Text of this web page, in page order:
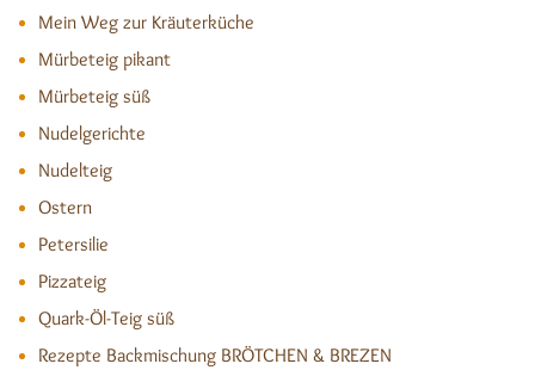
Mein Weg zur Kräuterküche
Mürbeteig pikant
Mürbeteig süß
Nudelgerichte
Nudelteig
Ostern
Petersilie
Pizzateig
Quark-Öl-Teig süß
Rezepte Backmischung BRÖTCHEN & BREZEN